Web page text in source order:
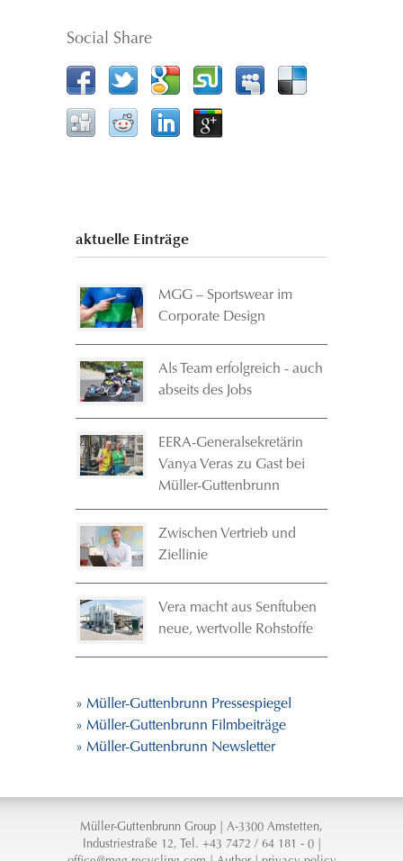
Social Share
aktuelle Einträge
MGG – Sportswear im
Corporate Design
Als Team erfolgreich - auch
abseits des Jobs
EERA-Generalsekretärin
Vanya Veras zu Gast bei
Müller-Guttenbrunn
Zwischen Vertrieb und
Ziellinie
Vera macht aus Senftuben
neue, wertvolle Rohstoffe
» Müller-Guttenbrunn Pressespiegel
» Müller-Guttenbrunn Filmbeiträge
» Müller-Guttenbrunn Newsletter
Müller-Guttenbrunn Group | A-3300 Amstetten,
Industriestraße 12, Tel. +43 7472 / 64 181 - 0 |